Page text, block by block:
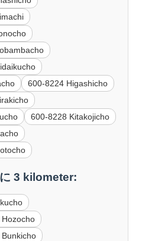
600-8224 Higashicho
600-8228 Kitakojicho
3 kilometer: